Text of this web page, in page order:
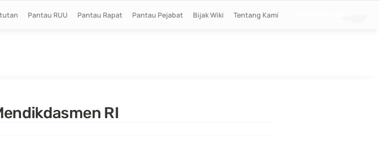
RI
Pantau RUU Pantau Rapat Pantau Pejabat Bijak Wiki Tentang Kami